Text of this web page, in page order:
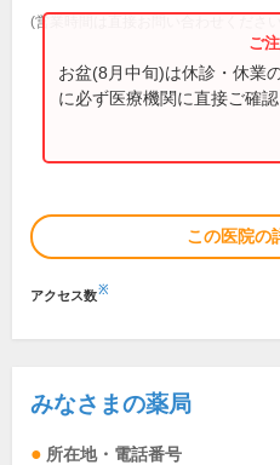
(営業時間は直接お問い合わせください)
お盆(8月中旬)は休診・休業
に必ず医療機関に直接ご確認
この医院の
アクセス数※
みなさまの薬局
所在地・電話番号